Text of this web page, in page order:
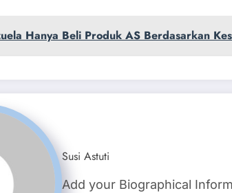
Hanya Beli Produk AS Berdasarkan
Susi Astuti
Add your Biographical